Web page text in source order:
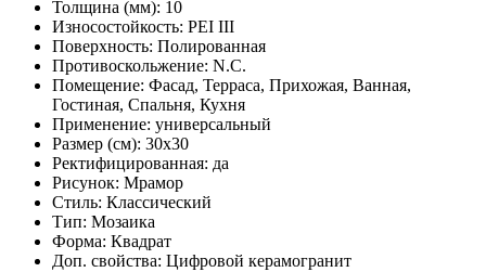
Толщина (мм): 10
Износостойкость: PEI III
Поверхность: Полированная
Противоскольжение: N.C.
Помещение: Фасад, Терраса, Прихожая, Ванная,
Гостиная, Спальня, Кухня
Применение: универсальный
Размер (см): 30x30
Ректифицированная: да
Рисунок: Мрамор
Стиль: Классический
Тип: Мозаика
Форма: Квадрат
Доп. свойства: Цифровой керамогранит